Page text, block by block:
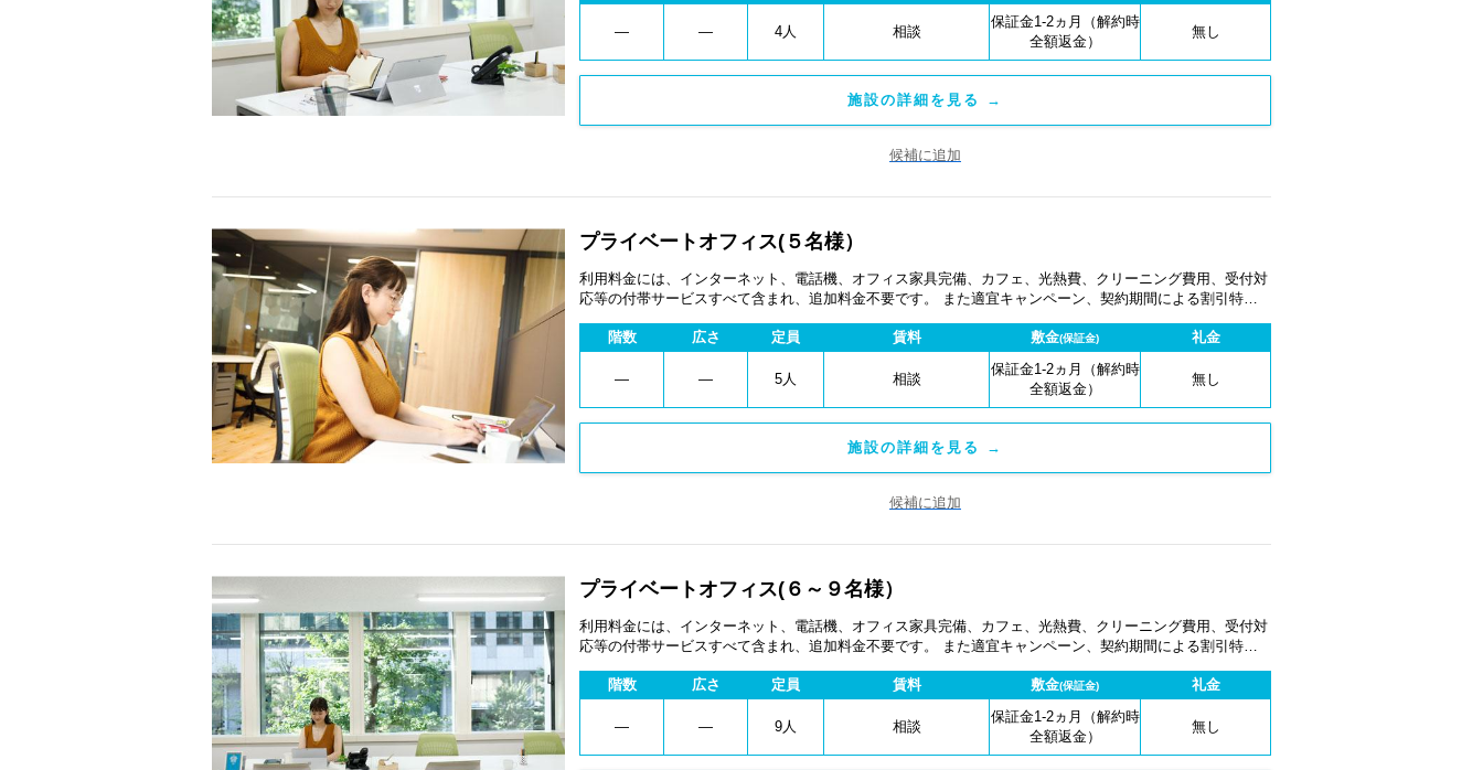
― ― 4人 相談
保証金1-2ヵ月（解約時
全額返金）
無し
施設の詳細を見る →
候補に追加
プライベートオフィス(５名様）
利用料金には、インターネット、電話機、オフィス家具完備、カフェ、光熱費、クリーニング費用、受付対
応等の付帯サービスすべて含まれ、追加料金不要です。 また適宜キャンペーン、契約期間による割引特典
階数
広さ 定員 賃料 敷金(保証金) 礼金
― ― 5人 相談
保証金1-2ヵ月（解約時
全額返金）
無し
施設の詳細を見る →
候補に追加
プライベートオフィス(６～９名様）
利用料金には、インターネット、電話機、オフィス家具完備、カフェ、光熱費、クリーニング費用、受付対
応等の付帯サービスすべて含まれ、追加料金不要です。 また適宜キャンペーン、契約期間による割引特典
階数
広さ 定員 賃料 敷金(保証金) 礼金
― ― 9人 相談
保証金1-2ヵ月（解約時
全額返金）
無し